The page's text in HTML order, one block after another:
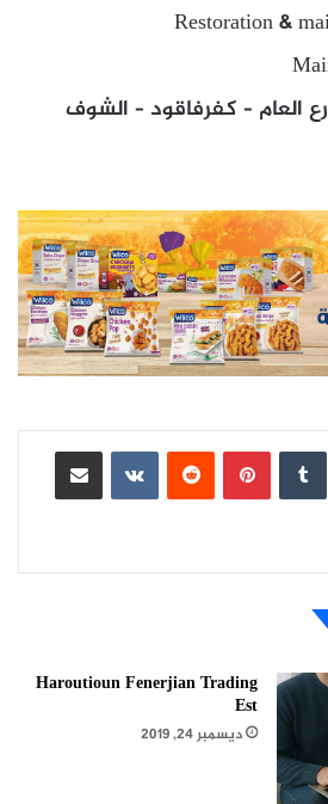
Restoration &
العام – كفرفاقود – الشوف
بينتيريست
مشاركة عبر البريد
Haroutioun Fenerjian Trading
Est
ديسمبر 24, 2019